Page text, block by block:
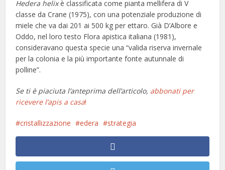
Hedera helixè classificata come pianta mellifera di V
classe da Crane (1975), con una potenziale produzione di
miele che va dai 201 ai 500 kg per ettaro. Già D’Albore e
Oddo, nel loro testo Flora apistica italiana (1981),
consideravano questa specie una “valida riserva invernale
per la colonia e la più importante fonte autunnale di
polline”.
Se ti è piaciuta l’anteprima dell’articolo, abbonati per
ricevere l’apis a casa!
cristallizzazione edera strategia